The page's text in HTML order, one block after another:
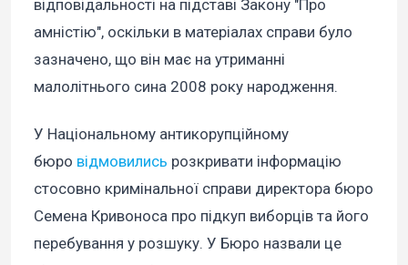
відповідальності на підставі Закону "Про
амністію", оскільки в матеріалах справи було
зазначено, що він має на утриманні
малолітнього сина 2008 року народження.
У Національному антикорупційному
бюро відмовились розкривати інформацію
стосовно кримінальної справи директора бюро
Семена Кривоноса про підкуп виборців та його
перебування у розшуку. У Бюро назвали це